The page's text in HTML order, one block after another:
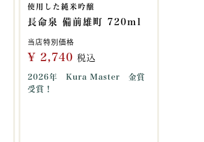
使用した純米吟醸
長命泉 備前雄町 720ml
当店特別価格
¥ 2,740 税込
2026年 Kura Master 金賞
受賞！